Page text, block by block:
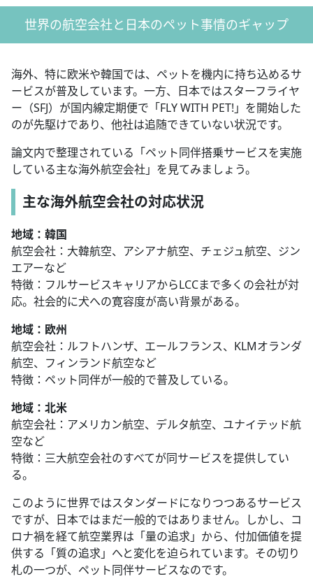
世界の航空会社と日本のペット事情のギャップ
海外、特に欧米や韓国では、ペットを機内に持ち込めるサ
ービスが普及しています。一方、日本ではスターフライヤ
ー（SFJ）が国内線定期便で「FLY WITH PET!」を開始した
のが先駆けであり、他社は追随できていない状況です。
論文内で整理されている「ペット同伴搭乗サービスを実施
している主な海外航空会社」を見てみましょう。
主な海外航空会社の対応状況
地域：韓国
航空会社：大韓航空、アシアナ航空、チェジュ航空、ジン
エアーなど
特徴：フルサービスキャリアからLCCまで多くの会社が対
応。社会的に犬への寛容度が高い背景がある。
地域：欧州
航空会社：ルフトハンザ、エールフランス、KLMオランダ
航空、フィンランド航空など
特徴：ペット同伴が一般的で普及している。
地域：北米
航空会社：アメリカン航空、デルタ航空、ユナイテッド航
空など
特徴：三大航空会社のすべてが同サービスを提供してい
る。
このように世界ではスタンダードになりつつあるサービス
ですが、日本ではまだ一般的ではありません。しかし、コ
ロナ禍を経て航空業界は「量の追求」から、付加価値を提
供する「質の追求」へと変化を迫られています。その切り
札の一つが、ペット同伴サービスなのです。